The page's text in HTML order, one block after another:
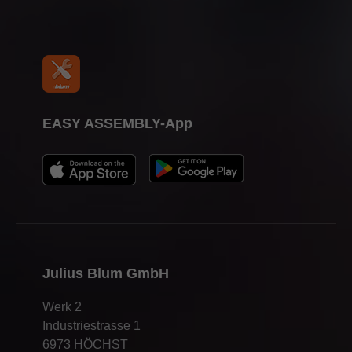
Julius Blum GmbH
Werk 2
Industriestrasse 1
6973 HÖCHST
EASY ASSEMBLY-App